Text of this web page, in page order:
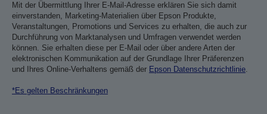
Mit der Übermittlung Ihrer E-Mail-Adresse erklären Sie sich damit
einverstanden, Marketing-Materialien über Epson Produkte,
Veranstaltungen, Promotions und Services zu erhalten, die auch zur
Durchführung von Marktanalysen und Umfragen verwendet werden
können. Sie erhalten diese per E-Mail oder über andere Arten der
elektronischen Kommunikation auf der Grundlage Ihrer Präferenzen
und Ihres Online-Verhaltens gemäß der Epson Datenschutzrichtlinie.
*Es gelten Beschränkungen